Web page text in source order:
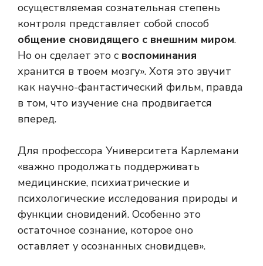
осуществляемая сознательная степень
контроля представляет собой способ
общение сновидящего с внешним миром.
Но он сделает это с воспоминания
хранится в твоем мозгу». Хотя это звучит
как научно-фантастический фильм, правда
в том, что изучение сна продвигается
вперед.
Для профессора Университета Карлемани
«важно продолжать поддерживать
медицинские, психиатрические и
психологические исследования природы и
функции сновидений. Особенно это
остаточное сознание, которое оно
оставляет у осознанных сновидцев».